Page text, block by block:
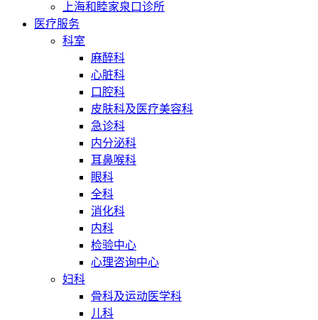
上海和睦家泉口诊所
医疗服务
科室
麻醉科
心脏科
口腔科
皮肤科及医疗美容科
急诊科
内分泌科
耳鼻喉科
眼科
全科
消化科
内科
检验中心
心理咨询中心
妇科
骨科及运动医学科
儿科